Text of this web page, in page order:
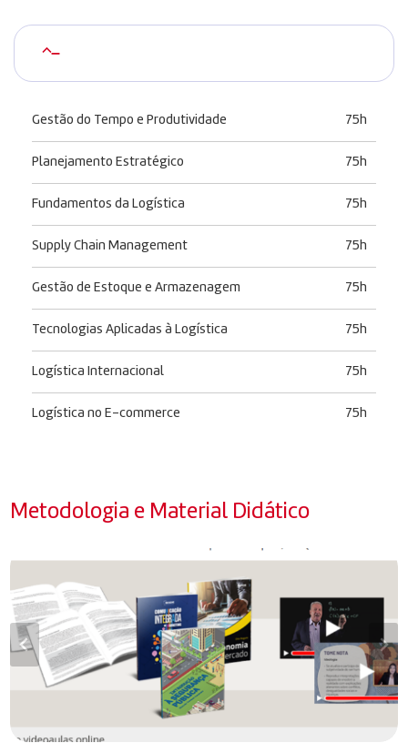
–
Gestão do Tempo e Produtividade 75h
Planejamento Estratégico 75h
Fundamentos da Logística 75h
Supply Chain Management 75h
Gestão de Estoque e Armazenagem 75h
Tecnologias Aplicadas à Logística 75h
Logística Internacional 75h
Logística no E-commerce 75h
Metodologia e Material Didático